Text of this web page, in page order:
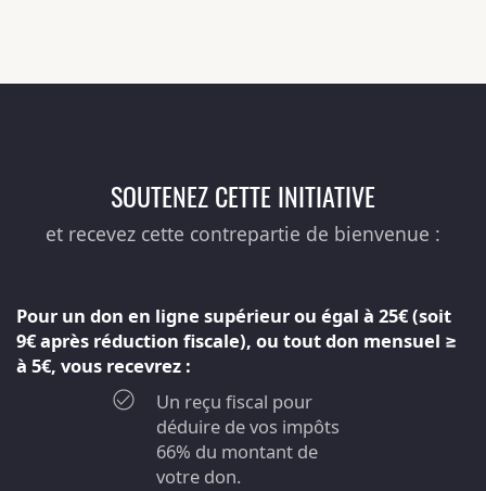
SOUTENEZ CETTE INITIATIVE
et recevez cette contrepartie de bienvenue :
Pour un don en ligne supérieur ou égal à 25€ (soit
9€ après réduction fiscale), ou tout don mensuel ≥
à 5€, vous recevrez :
Un reçu fiscal pour
déduire de vos impôts
66% du montant de
votre don.